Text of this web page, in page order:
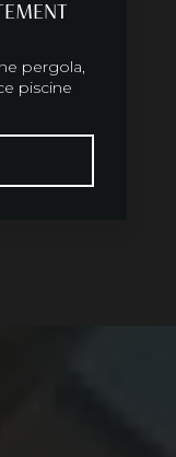
pergola,
piscine